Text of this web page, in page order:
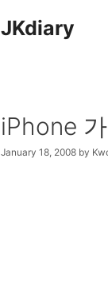
JKdiary
iPhone
January 18, 2008 by